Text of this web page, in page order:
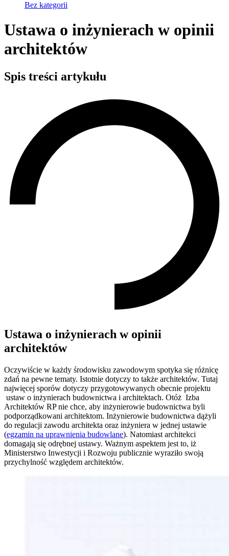
Bez kategorii
Ustawa o inżynierach w opinii
architektów
Spis treści artykułu
Ustawa o inżynierach w opinii
architektów
Oczywiście w każdy środowisku zawodowym spotyka się różnicę
zdań na pewne tematy. Istotnie dotyczy to także architektów. Tutaj
najwięcej sporów dotyczy przygotowywanych obecnie projektu
ustaw o inżynierach budownictwa i architektach. Otóż Izba
Architektów RP nie chce, aby inżynierowie budownictwa byli
podporządkowani architektom. Inżynierowie budownictwa dążyli
do regulacji zawodu architekta oraz inżyniera w jednej ustawie
(egzamin na uprawnienia budowlane). Natomiast architekci
domagają się odrębnej ustawy. Ważnym aspektem jest to, iż
Ministerstwo Inwestycji i Rozwoju publicznie wyraziło swoją
przychylność względem architektów.